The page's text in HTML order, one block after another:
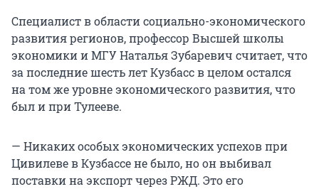
Специалист в области социально-экономического
развития регионов, профессор Высшей школы
экономики и МГУ Наталья Зубаревич считает, что
за последние шесть лет Кузбасс в целом остался
на том же уровне экономического развития, что
был и при Тулееве.
— Никаких особых экономических успехов при
Цивилеве в Кузбассе не было, но он выбивал
поставки на экспорт через РЖД. Это его